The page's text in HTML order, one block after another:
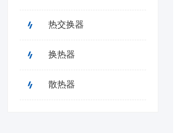
热交换器
换热器
散热器